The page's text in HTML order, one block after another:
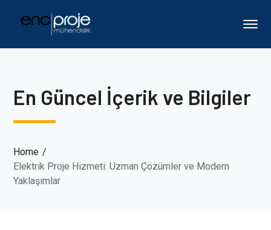
En Güncel İçerik ve Bilgiler
Home
Elektrik Proje Hizmeti: Uzman Çözümler ve Modern
Yaklaşımlar